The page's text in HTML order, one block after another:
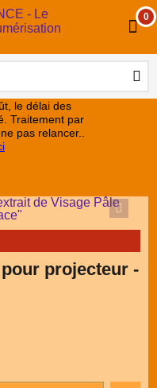
0
le délai des
Traitement par
pas relancer..
projecteur -